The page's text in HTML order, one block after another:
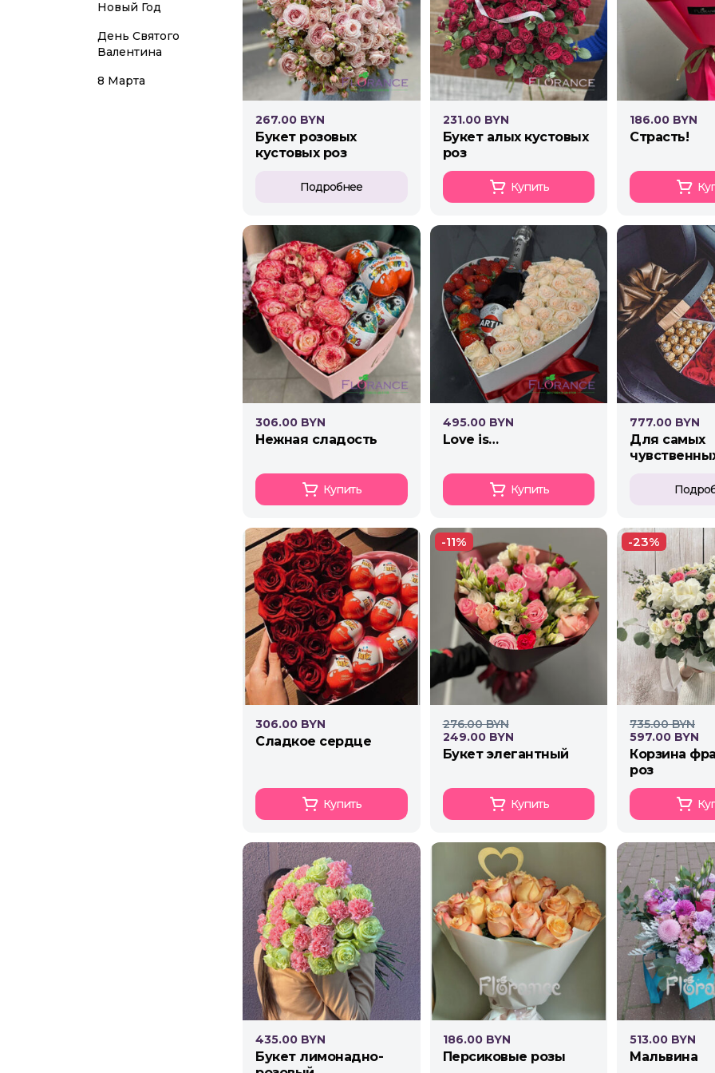
Новый Год
День Святого
Валентина
8 Марта
267.00 BYN
букет розовых
кустовых роз
Подробнее
231.00 BYN
букет алых кустовых
роз
Купить
186.00 BYN
страсть!
306.00 BYN
нежная сладость
Купить
495.00 BYN
love is…
Купить
777.00 BYN
для самых
306.00 BYN
cладкое сердце
Купить
-11%
276.00 BYN
249.00 BYN
букет элегантный
Купить
-23%
735.00 BYN
597.00 BYN
корзина французских
роз
435.00 BYN
букет лимонадно-
186.00 BYN
персиковые розы
513.00 BYN
мальвина